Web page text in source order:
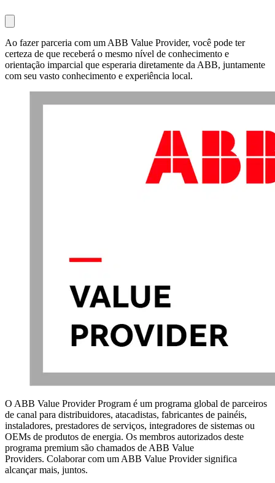
Ao fazer parceria com um ABB Value Provider, você pode ter
certeza de que receberá o mesmo nível de conhecimento e
orientação imparcial que esperaria diretamente da ABB, juntamente
com seu vasto conhecimento e experiência local.
O ABB Value Provider Program é um programa global de parceiros
de canal para distribuidores, atacadistas, fabricantes de painéis,
instaladores, prestadores de serviços, integradores de sistemas ou
OEMs de produtos de energia. Os membros autorizados deste
programa premium são chamados de ABB Value
Providers. Colaborar com um ABB Value Provider significa
alcançar mais, juntos.